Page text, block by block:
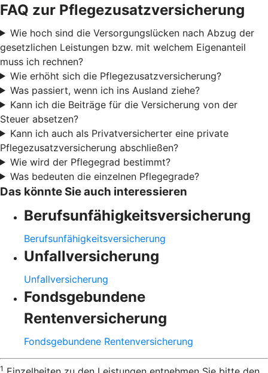
FAQ zur Pflegezusatzversicherung
Wie hoch sind die Versorgungslücken nach Abzug der
gesetzlichen Leistungen bzw. mit welchem Eigenanteil
muss ich rechnen?
Wie erhöht sich die Pflegezusatzversicherung?
Was passiert, wenn ich ins Ausland ziehe?
Kann ich die Beiträge für die Versicherung von der
Steuer absetzen?
Kann ich auch als Privatversicherter eine private
Pflegezusatzversicherung abschließen?
Wie wird der Pflegegrad bestimmt?
Was bedeuten die einzelnen Pflegegrade?
Das könnte Sie auch interessieren
Berufsunfähigkeitsversicherung
Berufsunfähigkeitsversicherung
Unfallversicherung
Unfallversicherung
Fondsgebundene
Rentenversicherung
Fondsgebundene Rentenversicherung
1